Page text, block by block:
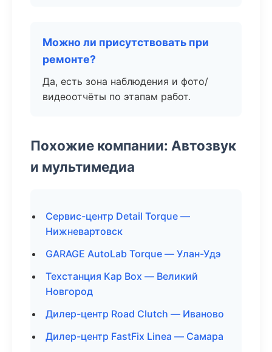
Можно ли присутствовать при
ремонте?
Да, есть зона наблюдения и фото/
видеоотчёты по этапам работ.
Похожие компании: Автозвук
и мультимедиа
Сервис-центр Detail Torque —
Нижневартовск
GARAGE AutoLab Torque — Улан-Удэ
Техстанция Кар Box — Великий
Новгород
Дилер-центр Road Clutch — Иваново
Дилер-центр FastFix Linea — Самара